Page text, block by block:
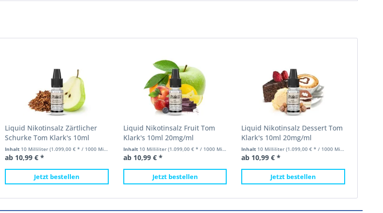
Liquid Nikotinsalz Zärtlicher
Schurke Tom Klark's 10ml
20mg/ml
Inhalt 10 Milliliter(1.099,00 € * / 1000 Milliliter)
ab 10,99 € *
Jetzt bestellen
Liquid Nikotinsalz Fruit Tom
Klark's 10ml 20mg/ml
Inhalt 10 Milliliter (1.099,00 € * / 1000 Milliliter)
ab 10,99 € *
Jetzt bestellen
Liquid Nikotinsalz Dessert Tom
Klark's 10ml 20mg/ml
Inhalt 10 Milliliter(1.099,00 € * / 1000 Milliliter)
ab 10,99 € *
Jetzt bestellen